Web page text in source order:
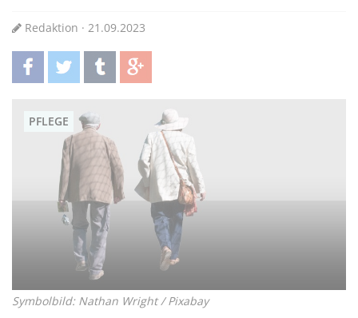
Redaktion · 21.09.2023
PFLEGE
Symbolbild: Nathan Wright / Pixabay